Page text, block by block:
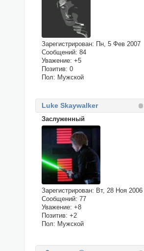
Зарегистрирован: Пн, 5 Фев 2007
Сообщений: 84
Уважение: +5
Позитив: 0
Пол: Мужской
Luke Skaywalker
Заслуженный
Зарегистрирован: Вт, 28 Ноя 2006
Сообщений: 77
Уважение: +8
Позитив: +2
Пол: Мужской